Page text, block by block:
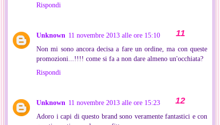
Rispondi
Unknown 11 novembre 2013 alle ore 15:10
Non mi sono ancora decisa a fare un ordine, ma con queste
promozioni...!!!! come si fa a non dare almeno un'occhiata?
Rispondi
Unknown 11 novembre 2013 alle ore 15:23
Adoro i capi di questo brand sono veramente fantastici e con